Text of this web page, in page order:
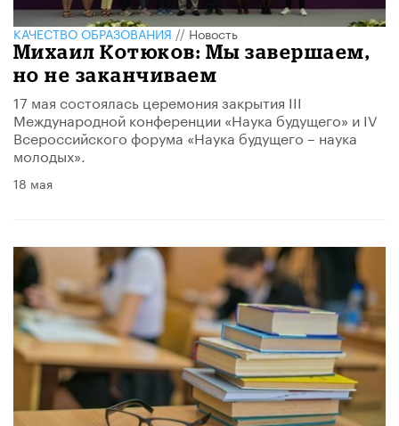
КАЧЕСТВО ОБРАЗОВАНИЯ//Новость
​Михаил Котюков: Мы завершаем,
но не заканчиваем
17 мая состоялась церемония закрытия III
Международной конференции «Наука будущего» и IV
Всероссийского форума «Наука будущего – наука
молодых».
18 мая